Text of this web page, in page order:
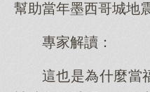
幫助當年墨西哥城地
專家解讀：
這也是為什麼當